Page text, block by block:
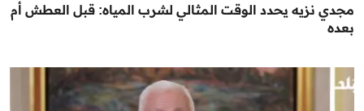
مجدي نزيه يحدد الوقت المثالي لشرب المياه: قبل العطش أم
بعده